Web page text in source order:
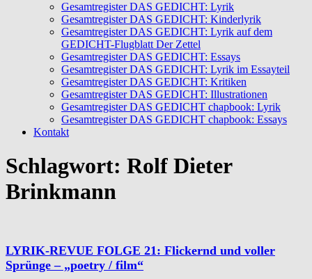
Gesamtregister DAS GEDICHT: Lyrik
Gesamtregister DAS GEDICHT: Kinderlyrik
Gesamtregister DAS GEDICHT: Lyrik auf dem
GEDICHT-Flugblatt Der Zettel
Gesamtregister DAS GEDICHT: Essays
Gesamtregister DAS GEDICHT: Lyrik im Essayteil
Gesamtregister DAS GEDICHT: Kritiken
Gesamtregister DAS GEDICHT: Illustrationen
Gesamtregister DAS GEDICHT chapbook: Lyrik
Gesamtregister DAS GEDICHT chapbook: Essays
Kontakt
Schlagwort: Rolf Dieter
Brinkmann
LYRIK-REVUE FOLGE 21: Flickernd und voller
Sprünge – „poetry / film“